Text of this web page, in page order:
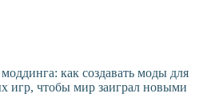
как создавать моды для
игр, чтобы мир заиграл новыми